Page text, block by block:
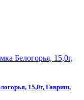
15,0г, Гавриш,